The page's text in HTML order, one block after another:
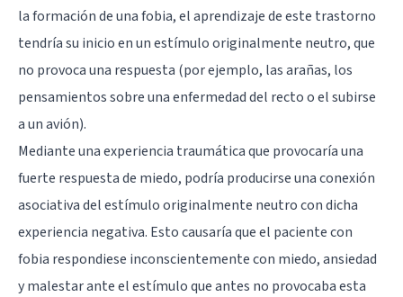
la formación de una fobia, el aprendizaje de este trastorno
tendría su inicio en un estímulo originalmente neutro, que
no provoca una respuesta (por ejemplo, las arañas, los
pensamientos sobre una enfermedad del recto o el subirse
a un avión).
Mediante una experiencia traumática que provocaría una
fuerte respuesta de miedo, podría producirse una conexión
asociativa del estímulo originalmente neutro con dicha
experiencia negativa. Esto causaría que el paciente con
fobia respondiese inconscientemente con miedo, ansiedad
y malestar ante el estímulo que antes no provocaba esta